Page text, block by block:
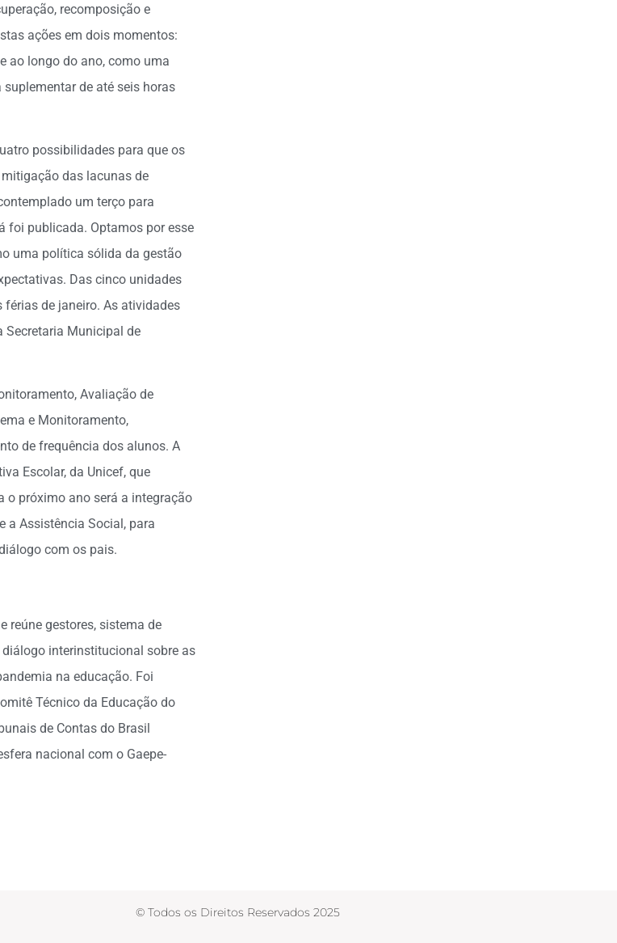
recomposição e
ações em dois momentos:
ao longo do ano, como uma
de até seis horas
possibilidades para que os
das lacunas de
um terço para
foi publicada. Optamos por esse
uma política sólida da gestão
Das cinco unidades
férias de janeiro. As atividades
Secretaria Municipal de
Avaliação de
e Monitoramento,
de frequência dos alunos. A
Escolar, da Unicef, que
o próximo ano será a integração
a Assistência Social, para
com os pais.
reúne gestores, sistema de
interinstitucional sobre as
na educação. Foi
Técnico da Educação do
de Contas do Brasil
nacional com o Gaepe-
© Todos os Direitos Reservados 2025